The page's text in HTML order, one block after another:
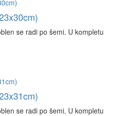
se radi po šemi. U kompletu
se radi po šemi. U kompletu